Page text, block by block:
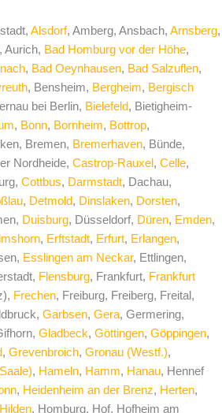
Alsdorf, Amberg, Ansbach, Arnsberg,
Aurich, Bad Homburg vor der Höhe,
, Bad Oeynhausen, Bad Salzuflen,
, Bensheim, Bergheim, Bergisch
bei Berlin, Bielefeld, Bietigheim-
, Bonn, Bornheim, Bottrop,
Bremen, Bremerhaven, Bünde,
Nordheide, Castrop-Rauxel , Celle,
Cottbus, Darmstadt, Dachau,
, Detmold, Dinslaken, Dorsten,
Duisburg, Düsseldorf, Düren, Emden,
, Erftstadt, Erfurt, Erlangen,
Esslingen am Neckar, Ettlingen,
Flensburg, Frankfurt, Frankfurt
Frechen, Freiburg, Freiberg, Freital,
Garbsen, Gera, Germering,
Gladbeck, Göttingen, Göppingen,
, Grevenbroich, Gronau (Westf.),
, Hameln, Hamm, Hanau, Hennef
, Heidenheim an der Brenz, Herten,
Hilden, Homburg, Hof, Hofheim am